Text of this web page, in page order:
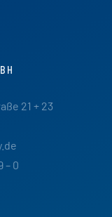
21 + 23
– 0